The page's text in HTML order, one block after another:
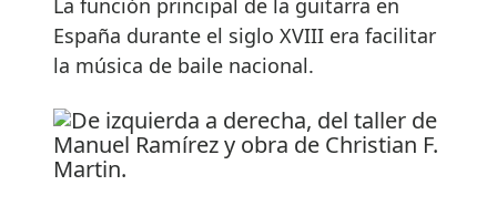
La función principal de la guitarra en
España durante el siglo XVIII era facilitar
la música de baile nacional.